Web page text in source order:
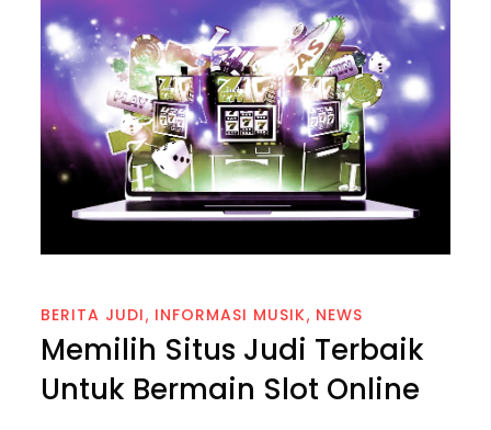
BERITA JUDI INFORMASI MUSIK NEWS
Memilih Situs Judi Terbaik
Untuk Bermain Slot Online